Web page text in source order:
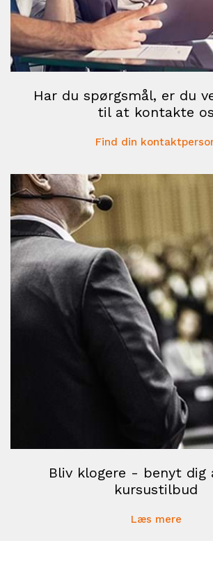
Har du spørgsmål, er du
til at kontakte os
Find din
Bliv klogere - benyt dig
kursustilbud
Læs mere